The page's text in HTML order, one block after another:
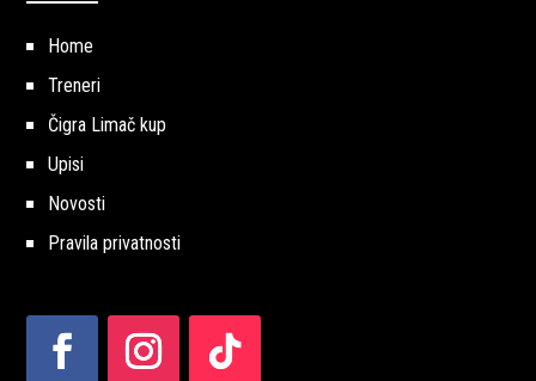
Home
Treneri
Čigra Limač kup
Upisi
Novosti
Pravila privatnosti